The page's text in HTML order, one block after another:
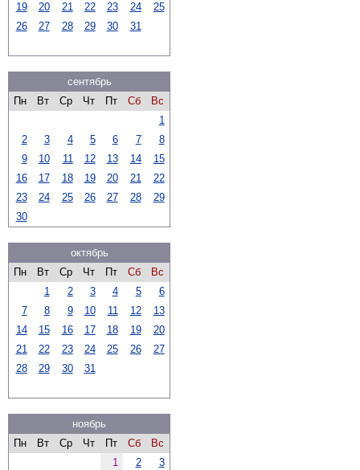
19
20 21 22 23 24
25
26
27 28 29 30 31
сентябрь
Пн
Вт Ср Чт Пт Сб
Вс
1
2
3 4 5 6 7
8
9
10 11 12 13 14
15
16
17 18 19 20 21
22
23
24 25 26 27 28
29
30
октябрь
Пн
Вт Ср Чт Пт Сб
Вс
1
2 3 4 5
6
7
8 9 10 11 12
13
14
15 16 17 18 19
20
21
22 23 24 25 26
27
28
29 30 31
ноябрь
Пн
Вт Ср Чт Пт Сб
Вс
1
2
3